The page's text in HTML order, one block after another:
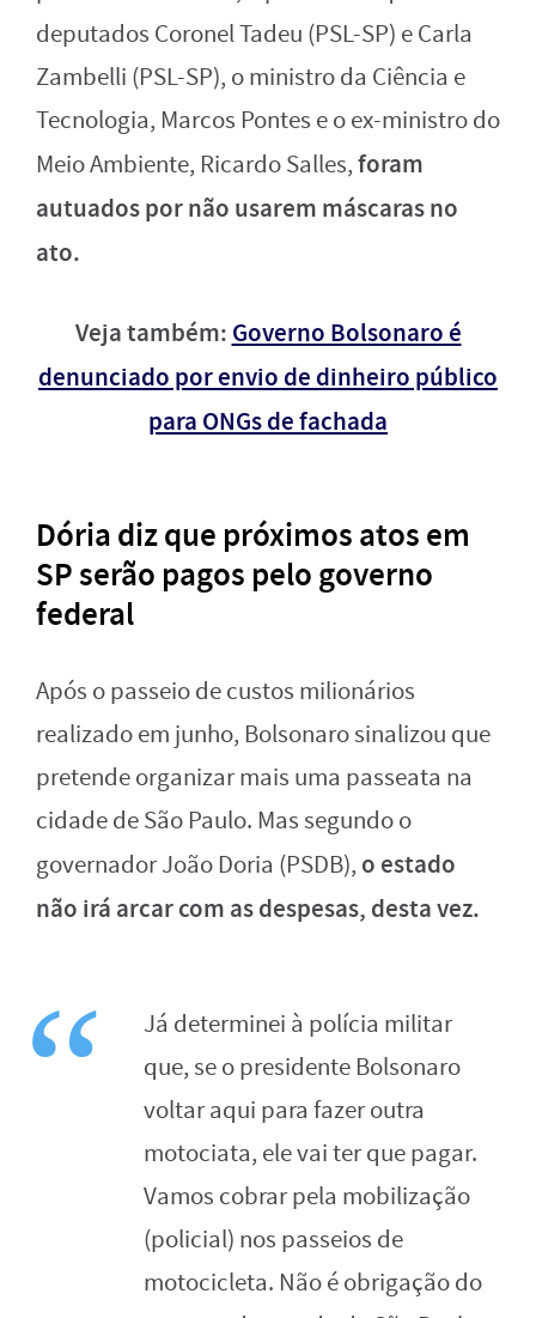
deputados Coronel Tadeu (PSL-SP) e Carla
Zambelli (PSL-SP), o ministro da Ciência e
Tecnologia, Marcos Pontes e o ex-ministro do
Meio Ambiente, Ricardo Salles,foram
autuados por não usarem máscaras no
ato.
Veja também: Governo Bolsonaro é
denunciado por envio de dinheiro público
para ONGs de fachada
Dória diz que próximos atos em
SP serão pagos pelo governo
federal
Após o passeio de custos milionários
realizado em junho, Bolsonaro sinalizou que
pretende organizar mais uma passeata na
cidade de São Paulo. Mas segundo o
governador João Doria (PSDB), o estado
não irá arcar com as despesas, desta vez.
Já determinei à polícia militar
que, se o presidente Bolsonaro
voltar aqui para fazer outra
motociata, ele vai ter que pagar.
Vamos cobrar pela mobilização
(policial) nos passeios de
motocicleta. Não é obrigação do